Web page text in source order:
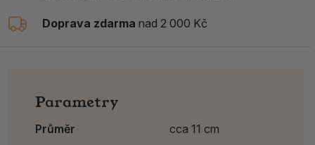
Doprava zdarma nad 2 000 Kč
Parametry
Průměr
cca 11 cm